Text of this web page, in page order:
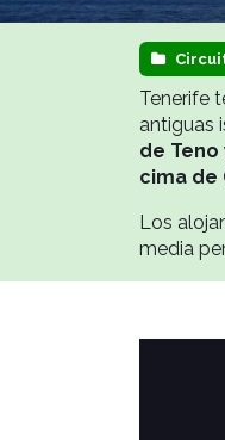
Tenerife
antiguas
de Teno
cima de
Los
media